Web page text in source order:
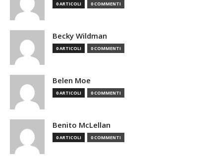
0 ARTICOLI 0 COMMENTI
Becky Wildman
0 ARTICOLI 0 COMMENTI
Belen Moe
0 ARTICOLI 0 COMMENTI
Benito McLellan
0 ARTICOLI 0 COMMENTI